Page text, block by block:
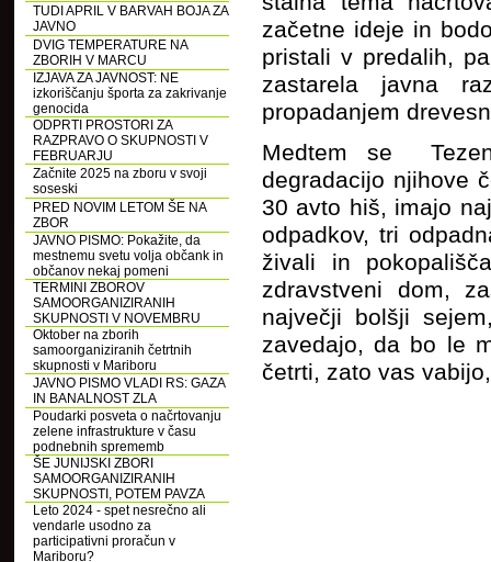
TUDI APRIL V BARVAH BOJA ZA
JAVNO
DVIG TEMPERATURE NA
ZBORIH V MARCU
IZJAVA ZA JAVNOST: NE
izkoriščanju športa za zakrivanje
genocida
ODPRTI PROSTORI ZA
RAZPRAVO O SKUPNOSTI V
FEBRUARJU
Začnite 2025 na zboru v svoji
soseski
PRED NOVIM LETOM ŠE NA
ZBOR
JAVNO PISMO: Pokažite, da
mestnemu svetu volja občank in
občanov nekaj pomeni
TERMINI ZBOROV
SAMOORGANIZIRANIH
SKUPNOSTI V NOVEMBRU
Oktober na zborih
samoorganiziranih četrtnih
skupnosti v Mariboru
JAVNO PISMO VLADI RS: GAZA
IN BANALNOST ZLA
Poudarki posveta o načrtovanju
zelene infrastrukture v času
podnebnih sprememb
ŠE JUNIJSKI ZBORI
SAMOORGANIZIRANIH
SKUPNOSTI, POTEM PAVZA
Leto 2024 - spet nesrečno ali
vendarle usodno za
participativni proračun v
Mariboru?
začetne ideje in
pristali v predalih,
zastarela javna
propadanjem
Medtem se
degradacijo njihove
30 avto hiš, imajo
odpadkov, tri
živali in
zdravstveni dom,
največji bolšji
zavedajo, da bo le
četrti, zato vas